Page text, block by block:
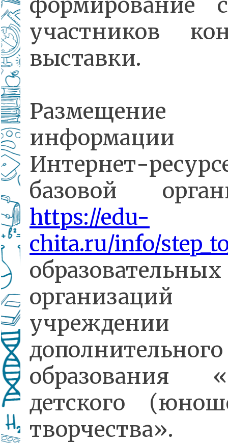
участников
выставки.
Размещение
Интернет-
базовой
https://edu-
chita.ru/info/
образовательных
организаций
учреждении
дополнительного
образования
детского
творчества».